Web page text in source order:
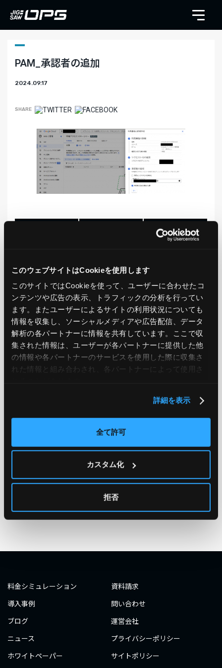
このウェブサイトはCookieを使用します
このサイトではCookieを使って、ユーザーに合わせたコ
ンテンツや広告の表示、トラフィックの分析を行ってい
ます。またユーザーによるサイトの利用状況についても
情報を収集し、ソーシャルメディアや広告配信、データ
解析の各パートナーに情報を共有しています。ここで収
集された情報は、ユーザーが各パートナーに提供した他
の情報や各パートナーのサービスを使用した際に収集さ
れた情報と組み合わされ、各パートナーによって使用さ
詳細を表示
全て許可
カスタム化
拒否
PAM_承認者の追加
2024.09.17
SHARE
SHARE
BACK TO LIST
CATEGORY
AWS GCP Azure ON PREMISE
#エンジニア #AWS re:Invent 2019 #奮闘記
#構築
#自動化 #エンジニア
#ダミーダミー
#ダミー
料金シミュレーション
導入事例
ブログ
ニュース
ホワイトペーパー
資料請求
問い合わせ
運営会社
プライバシーポリシー
サイトポリシー